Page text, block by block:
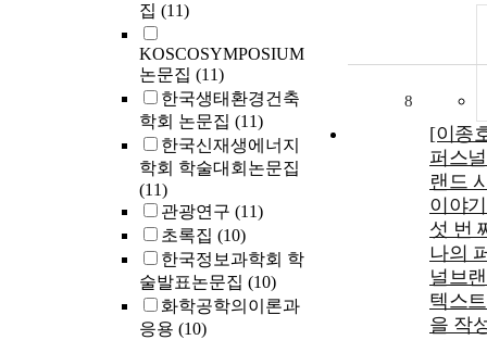
집 (11)
KOSCOSYMPOSIUM
논문집 (11)
한국생태환경건축
학회 논문집 (11)
한국신재생에너지
학회 학술대회논문집
(11)
관광연구 (11)
초록집 (10)
한국정보과학회 학
술발표논문집 (10)
화학공학의이론과
응용 (10)
8
[이종
퍼스
랜드
이야
섯 번
나의
널브
텍스
을 작